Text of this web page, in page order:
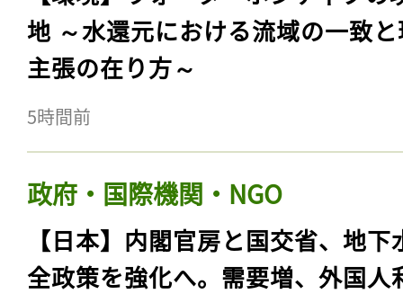
地 ～水還元における流域の一致
主張の在り方～
5時間前
政府・国際機関・NGO
【日本】内閣官房と国交省、地下
全政策を強化へ。需要増、外国人